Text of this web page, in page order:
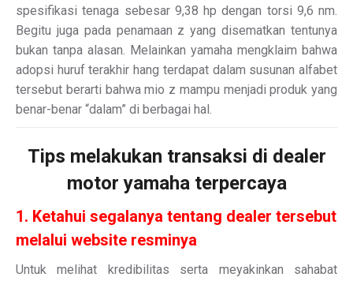
spesifikasi tenaga sebesar 9,38 hp dengan torsi 9,6 nm.
Begitu juga pada penamaan z yang disematkan tentunya
bukan tanpa alasan. Melainkan yamaha mengklaim bahwa
adopsi huruf terakhir hang terdapat dalam susunan alfabet
tersebut berarti bahwa mio z mampu menjadi produk yang
benar-benar “dalam” di berbagai hal.
Tips melakukan transaksi di dealer
motor yamaha terpercaya
1. Ketahui segalanya tentang dealer tersebut
melalui website resminya
Untuk melihat kredibilitas serta meyakinkan sahabat